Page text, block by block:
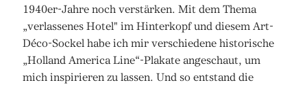
1940er-Jahre noch verstärken. Mit dem Thema
„verlassenes Hotel" im Hinterkopf und diesem Art-
Déco-Sockel habe ich mir verschiedene historische
„Holland America Line“-Plakate angeschaut, um
mich inspirieren zu lassen. Und so entstand die